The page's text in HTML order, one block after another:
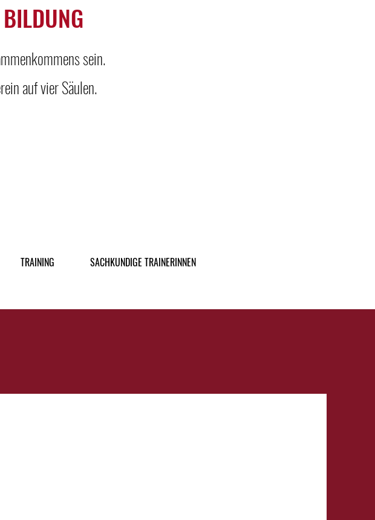
sein.
auf vier Säulen.
TRAINING SACHKUNDIGE TRAINERINNEN